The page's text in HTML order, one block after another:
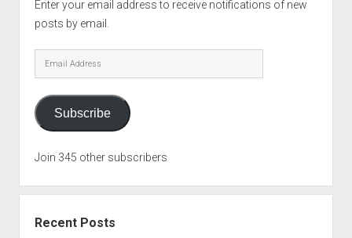
Enter your email address to receive notifications of new
posts by email.
Email
Address
Subscribe
Join 345 other subscribers
Recent Posts